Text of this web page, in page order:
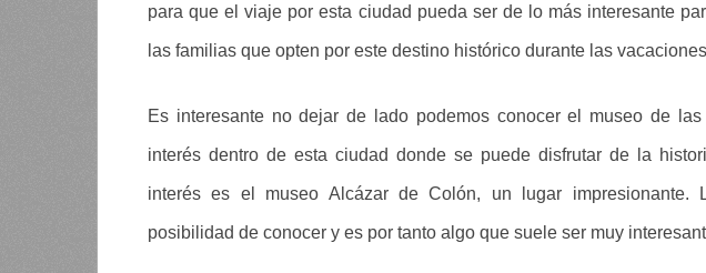
para que el viaje por esta ciudad pueda ser de lo más interesante
las familias que opten por este destino histórico durante las
Es interesante no dejar de lado podemos conocer el museo de las
interés dentro de esta ciudad donde se puede disfrutar de la
interés es el museo Alcázar de Colón, un lugar impresionante.
posibilidad de conocer y es por tanto algo que suele ser muy